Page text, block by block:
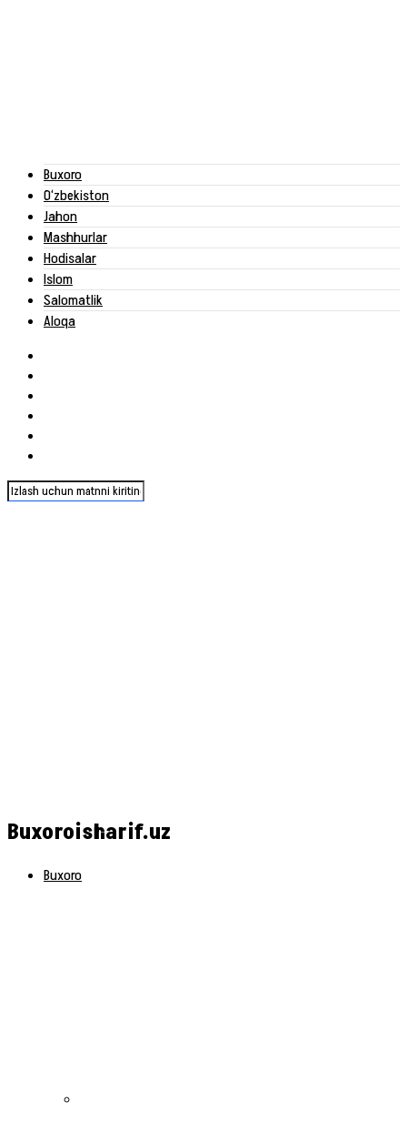
Buxoro
O‘zbekiston
Jahon
Mashhurlar
Hodisalar
Islom
Salomatlik
Aloqa
Buxoroisharif.uz
Buxoro